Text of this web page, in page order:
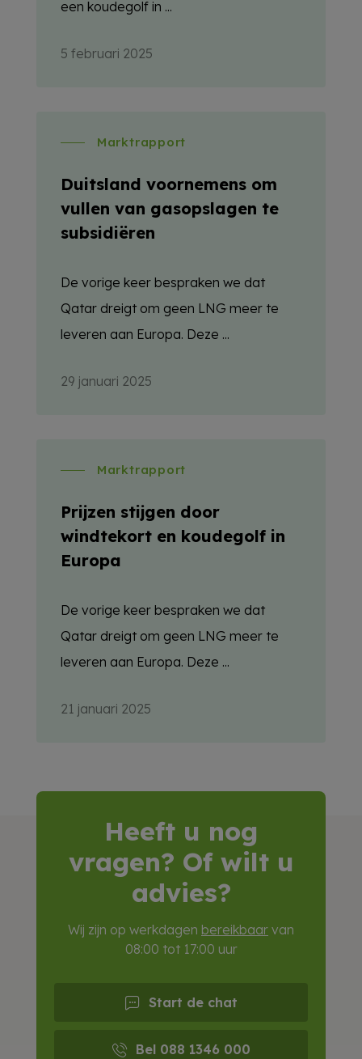
een koudegolf in ...
5 februari 2025
Marktrapport
Duitsland voornemens om
vullen van gasopslagen te
subsidiëren
De vorige keer bespraken we dat
Qatar dreigt om geen LNG meer te
leveren aan Europa. Deze ...
29 januari 2025
Marktrapport
Prijzen stijgen door
windtekort en koudegolf in
Europa
De vorige keer bespraken we dat
Qatar dreigt om geen LNG meer te
leveren aan Europa. Deze ...
21 januari 2025
Heeft u nog
vragen? Of wilt u
advies?
Wij zijn op werkdagen bereikbaar van
08:00 tot 17:00 uur
Start de chat
Bel 088 1346 000